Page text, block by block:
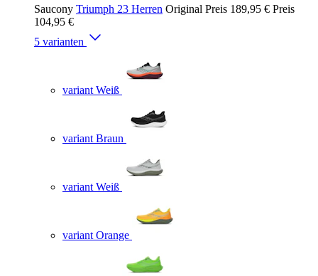
Saucony Triumph 23 Herren Original Preis 189,95 € Preis
104,95 €
5 varianten
variant Weiß
variant Braun
variant Weiß
variant Orange